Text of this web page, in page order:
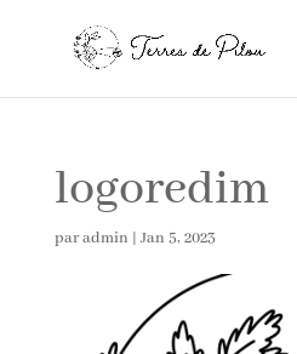
logoredim
paradmin | Jan 5, 2023